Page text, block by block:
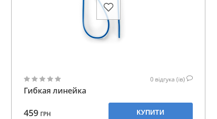
0 відгука (ів)
Гибкая линейка
459 ГРН КУПИТИ